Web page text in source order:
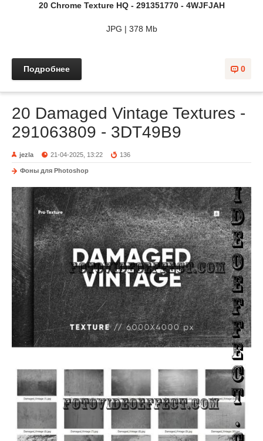
20 Chrome Texture HQ - 291351770 - 4WJFJAH
JPG | 378 Mb
0
Подробнее
20 Damaged Vintage Textures -
291063809 - 3DT49B9
jezla 21-04-2025, 13:22 136
Фоны для Photoshop